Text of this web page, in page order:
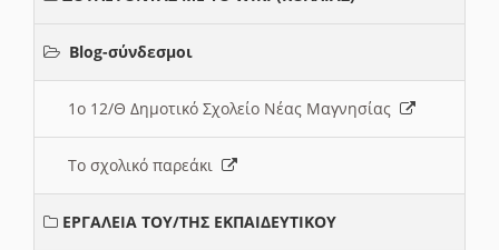
Blog-σύνδεσμοι
1ο 12/Θ Δημοτικό Σχολείο Νέας Μαγνησίας
Το σχολικό παρεάκι
ΕΡΓΑΛΕΙΑ ΤΟΥ/ΤΗΣ ΕΚΠΑΙΔΕΥΤΙΚΟΥ